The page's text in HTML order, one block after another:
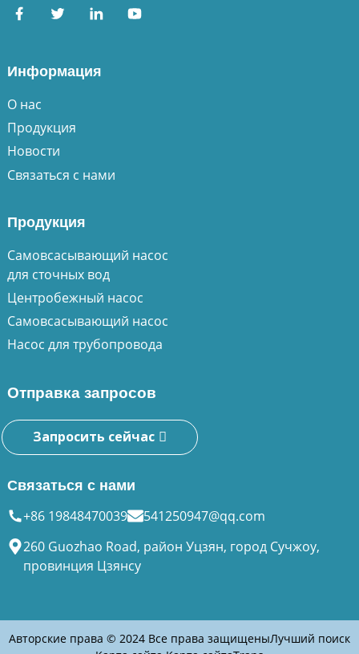
Информация
О нас
Продукция
Новости
Связаться с нами
Продукция
Самовсасывающий насос
для сточных вод
Центробежный насос
Самовсасывающий насос
Насос для трубопровода
Отправка запросов
Запросить сейчас
Связаться с нами
+86 19848470039
541250947@qq.com
260 Guozhao Road, район Уцзян, город Сучжоу,
провинция Цзянсу
Авторские права © 2024 Все права защищеныЛучший поиск